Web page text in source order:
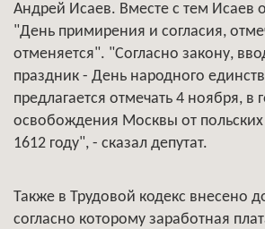
Андрей Исаев. Вместе с тем Исаев
"День примирения и согласия,
отменяется". "Согласно закону,
праздник - День народного
предлагается отмечать 4 ноября, в
освобождения Москвы от польских
1612 году", - сказал депутат.
Также в Трудовой кодекс внесено
согласно которому заработная